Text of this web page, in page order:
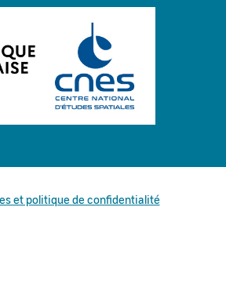
et politique de confidentialité